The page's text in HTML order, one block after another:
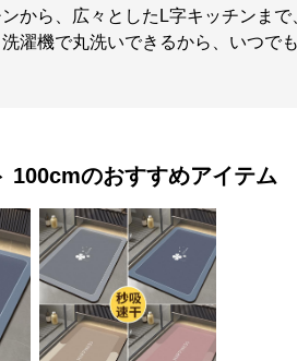
から、広々としたL字キッチンま
濯機で丸洗いできるから、いつで
100cmのおすすめアイテム